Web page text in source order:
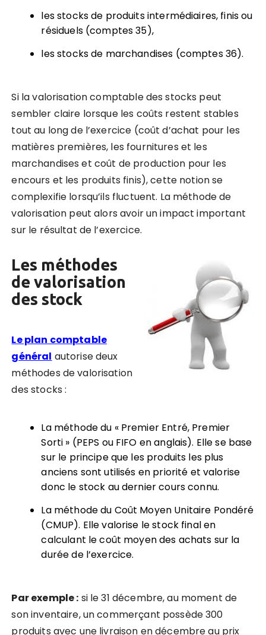
les stocks de produits intermédiaires, finis ou
résiduels (comptes 35),
les stocks de marchandises (comptes 36).
Si la valorisation comptable des stocks peut
sembler claire lorsque les coûts restent stables
tout au long de l’exercice (coût d’achat pour les
matières premières, les fournitures et les
marchandises et coût de production pour les
encours et les produits finis), cette notion se
complexifie lorsqu’ils fluctuent. La méthode de
valorisation peut alors avoir un impact important
sur le résultat de l’exercice.
Les méthodes
de valorisation
des stock
Le plan comptable
général autorise deux
méthodes de valorisation
des stocks :
La méthode du « Premier Entré, Premier
Sorti » (PEPS ou FIFO en anglais). Elle se base
sur le principe que les produits les plus
anciens sont utilisés en priorité et valorise
donc le stock au dernier cours connu.
La méthode du Coût Moyen Unitaire Pondéré
(CMUP). Elle valorise le stock final en
calculant le coût moyen des achats sur la
durée de l’exercice.
Par exemple : si le 31 décembre, au moment de
son inventaire, un commerçant possède 300
produits avec une livraison en décembre au prix